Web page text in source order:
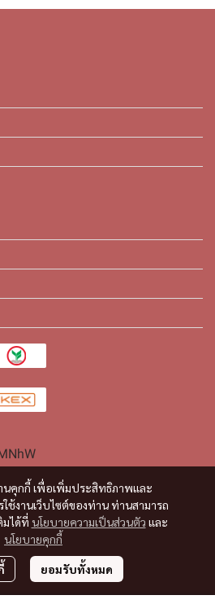
นคุกกี้ เพื่อเพิ่มประสิทธิภาพและ
ช้งานเว็บไซต์ของท่าน ท่านสามารถ
มได้ที่ นโยบายความเป็นส่วนตัว และ
นโยบายคุกกี้
ยอมรับทั้งหมด